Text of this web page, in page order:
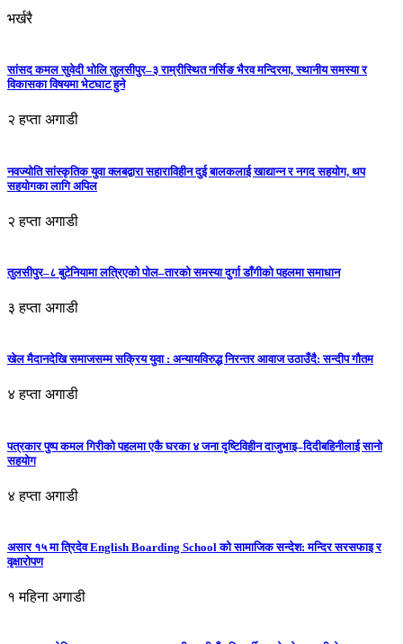
भर्खरै
सांसद कमल सुवेदी भोलि तुलसीपुर–३ राम्रीस्थित नर्सिङ भैरव मन्दिरमा, स्थानीय समस्या र
विकासका विषयमा भेटघाट हुने
२ हप्ता अगाडी
नवज्योति सांस्कृतिक युवा क्लबद्वारा सहाराविहीन दुई बालकलाई खाद्यान्न र नगद सहयोग, थप
सहयोगका लागि अपिल
२ हप्ता अगाडी
तुलसीपुर–८ बुटेनियामा लत्रिएको पोल–तारको समस्या दुर्गा डाँगीको पहलमा समाधान
३ हप्ता अगाडी
खेल मैदानदेखि समाजसम्म सक्रिय युवा : अन्यायविरुद्ध निरन्तर आवाज उठाउँदै: सन्दीप गौतम
४ हप्ता अगाडी
पत्रकार पुष्प कमल गिरीको पहलमा एकै घरका ४ जना दृष्टिविहीन दाजुभाइ–दिदीबहिनीलाई सानो
सहयोग
४ हप्ता अगाडी
असार १५ मा त्रिदेव English Boarding School को सामाजिक सन्देश: मन्दिर सरसफाइ र
वृक्षारोपण
१ महिना अगाडी